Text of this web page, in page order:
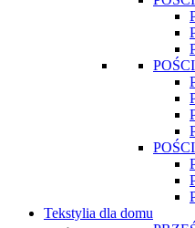
Tekstylia dla domu